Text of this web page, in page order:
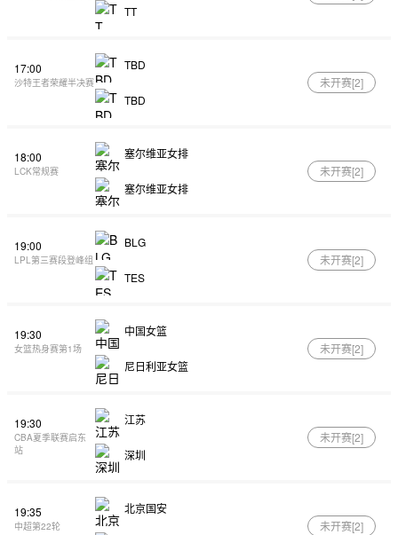
TT
17:00
沙特王者荣耀半决赛
TBD
TBD
未开赛[2]
18:00
LCK常规赛
塞尔维亚女排
塞尔维亚女排
未开赛[2]
19:00
LPL第三赛段登峰组
BLG
TES
未开赛[2]
19:30
女篮热身赛第1场
中国女篮
尼日利亚女篮
未开赛[2]
19:30
CBA夏季联赛启东
站
江苏
深圳
未开赛[2]
19:35
中超第22轮
北京国安
未开赛[2]